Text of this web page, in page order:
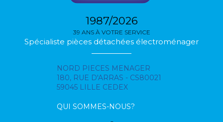
1987/2026
39 ANS À VOTRE SERVICE
Spécialiste pièces détachées électroménager
NORD PIECES MENAGER
180, RUE D'ARRAS - CS80021
59045 LILLE CEDEX
QUI SOMMES-NOUS?